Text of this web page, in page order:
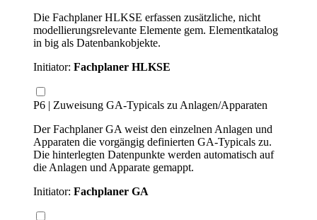
Die Fachplaner HLKSE erfassen zusätzliche, nicht
modellierungsrelevante Elemente gem. Elementkatalog
in big als Datenbankobjekte.
Initiator: Fachplaner HLKSE
P6 | Zuweisung GA-Typicals zu Anlagen/Apparaten
Der Fachplaner GA weist den einzelnen Anlagen und
Apparaten die vorgängig definierten GA-Typicals zu.
Die hinterlegten Datenpunkte werden automatisch auf
die Anlagen und Apparate gemappt.
Initiator: Fachplaner GA